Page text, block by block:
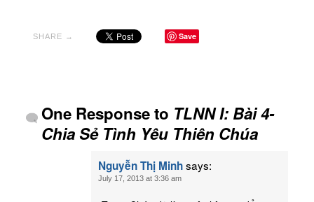
SHARE → Save
One Response to TLNN I: Bài 4-
Chia Sẻ Tình Yêu Thiên Chúa
Nguyễn Thị Minhsays:
July 17, 2013 at 3:36 am